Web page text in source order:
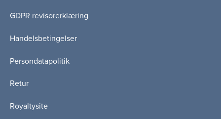
GDPR revisorerklæring
Handelsbetingelser
Persondatapolitik
Retur
Royaltysite